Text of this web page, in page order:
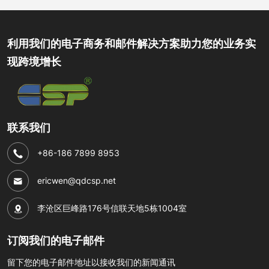
利用我们的电子商务和邮件解决方案助力您的业务实
现跨境增长
联系我们
+86-186 7899 8953
ericwen@qdcsp.net
李沧区巨峰路176号信联天地5栋1004室
订阅我们的电子邮件
留下您的电子邮件地址以接收我们的新闻通讯